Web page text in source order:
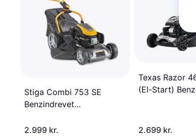
Stiga Combi 753 SE
Benzindrevet
2.999 kr.
Texas Razor
(El-Start)
2.699 kr.